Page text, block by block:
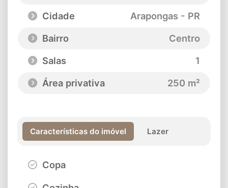
Cidade
Arapongas - PR
Bairro
Centro
Salas
1
Área privativa
250 m²
Características do imóvel Lazer
Copa